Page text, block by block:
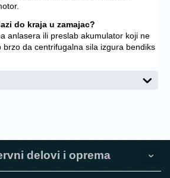
do kraja u zamajac?
anlasera ili preslab akumulator koji ne
brzo da centrifugalna sila izgura bendiks
delovi i oprema